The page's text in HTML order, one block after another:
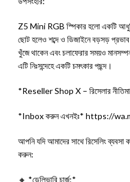
Z5 Mini RGB স্পিকার হলো একটি
ছোট হলেও শব্দে ও ডিজাইনে বড়সড়
খুঁজে থাকেন এবং চলাফেরার সময়ও
এটি নিঃসন্দেহে একটি চমৎকার পছন্দ।
*Reseller Shop X – রিসেলার
*Inbox করুন এখনইঃ* https://
আপনি যদি আমাদের সাথে রিসেলিং ব্যবসা
করুন:
🔸 *ডেলিভারি চার্জ:*